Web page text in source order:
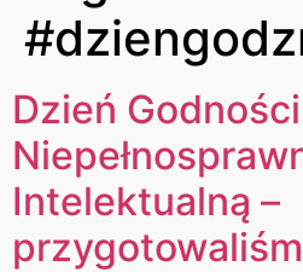
Dzień
Intelektualną –